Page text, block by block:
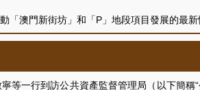
門新街坊」和「P」地段項目發展的最新
一行到訪公共資產監督管理局（以下簡稱